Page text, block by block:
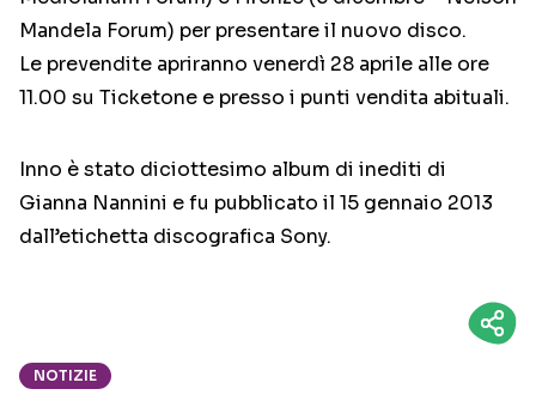
Mandela Forum) per presentare il nuovo disco.
Le prevendite apriranno venerdì 28 aprile alle ore
11.00 su Ticketone e presso i punti vendita abituali.
Inno è stato diciottesimo album di inediti di
Gianna Nannini e fu pubblicato il 15 gennaio 2013
dall’etichetta discografica Sony.
NOTIZIE